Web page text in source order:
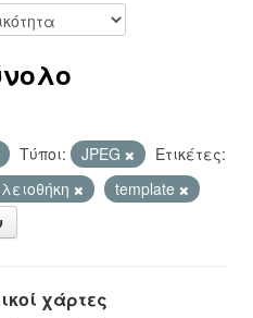
Τύποι: JPEG
Ετικέτες:
template
χάρτες